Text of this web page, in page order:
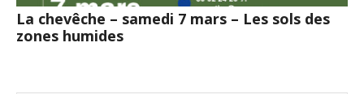
La chevêche – samedi 7 mars – Les sols des
zones humides